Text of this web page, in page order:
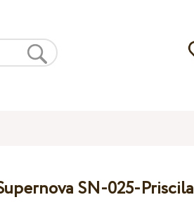
SN-025-Priscila